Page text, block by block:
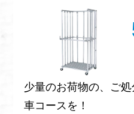
少量のお荷物の、ご
車コースを！